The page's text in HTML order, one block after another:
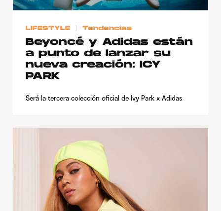
Contacto
Aviso Legal
© 2015-2022 UMOMAG. PROPIEDAD DE UMO agency. TODOS LOS
DERECHOS RESERVADOS.
LIFESTYLE Tendencias
Beyoncé y Adidas están
a punto de lanzar su
nueva creación: ICY
PARK
Será la tercera colección oficial de Ivy Park x Adidas